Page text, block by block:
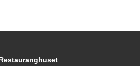
Restauranghuset